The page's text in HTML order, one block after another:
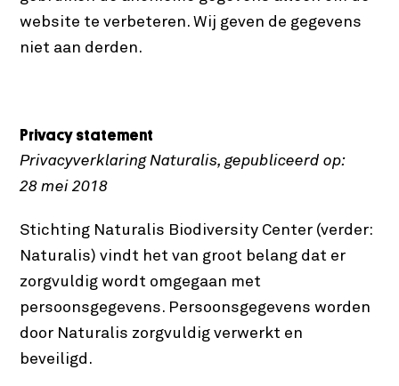
website te verbeteren. Wij geven de gegevens
niet aan derden.
Privacy statement
Privacyverklaring Naturalis, gepubliceerd op:
28 mei 2018
Stichting Naturalis Biodiversity Center (verder:
Naturalis) vindt het van groot belang dat er
zorgvuldig wordt omgegaan met
persoonsgegevens. Persoonsgegevens worden
door Naturalis zorgvuldig verwerkt en
beveiligd.